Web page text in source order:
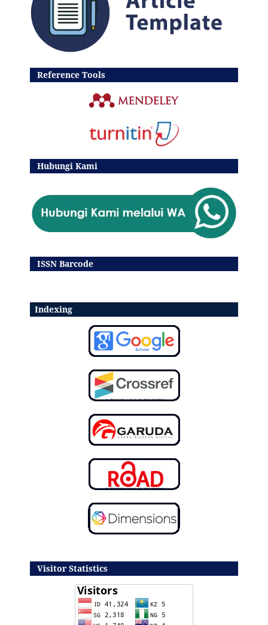
Reference Tools
Hubungi Kami
ISSN Barcode
Indexing
Visitor Statistics